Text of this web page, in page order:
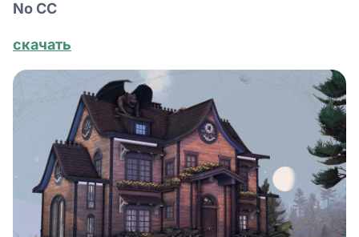
No СС
скачать